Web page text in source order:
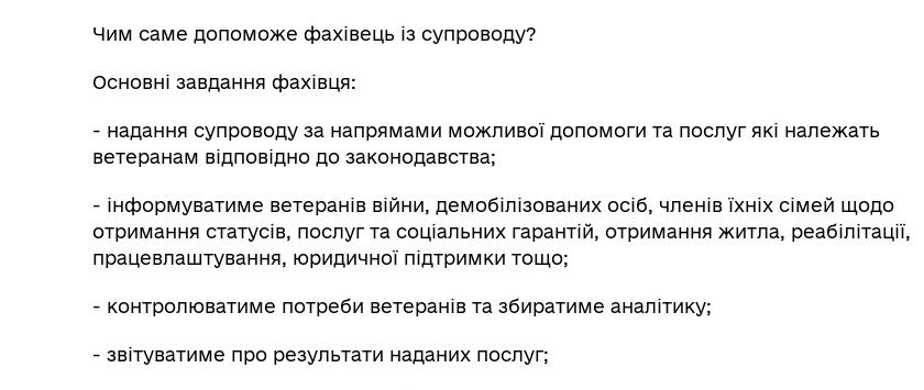
Чим саме допоможе фахівець із супроводу?
Основні завдання фахівця:
- надання супроводу за напрямами можливої допомоги та послуг які належать
ветеранам відповідно до законодавства;
- інформуватиме ветеранів війни, демобілізованих осіб, членів їхніх сімей щодо
отримання статусів, послуг та соціальних гарантій, отримання житла, реабілітації,
працевлаштування, юридичної підтримки тощо;
- контролюватиме потреби ветеранів та збиратиме аналітику;
- звітуватиме про результати наданих послуг;